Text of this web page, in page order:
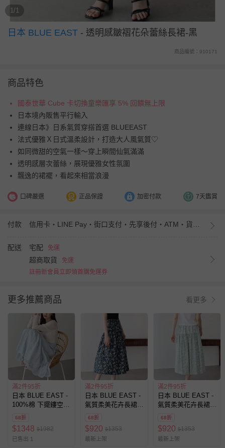
1/1
日本 BLUE EAST - 透明感皺褶花朵蕾絲長裙-黑
商品編號：910171
商品特色
國泰世華 Cube 卡切換童樂匯享 5% 回饋無上限
日本境內販售平行輸入
連線日本》日系氣質穿搭首選 BLUEEAST
法式優雅Ｘ日式溫柔設計，打造大人風氣質♡
如同微甜的空氣一樣～穿上瞬間仙氣滿滿
透明感層次蕾絲，展現優雅女性氛圍
飄逸的裙襬，看起來相當浪漫
口碑嚴選 正品保證 加密付款 7天鑑賞
付款
配送 宅配 免運
超商取貨
免運
註冊新會員立即領首購免運券
更多推薦商品 看更多
滿2件95折
日本 BLUE EAST -
100%棉 下擺鏤空雕
花柔美長裙-水藍
68折
$1348 $1982
已售出 1
滿2件95折
日本 BLUE EAST -
氣質柔美花卉長裙
(全腰鬆緊)-小花朵-
68折
$920 $1353
最新上架
滿2件95折
日本 BLUE EAST -
氣質柔美花卉長裙
(全腰鬆緊)-小花朵-
68折
$920 $1353
最新上架